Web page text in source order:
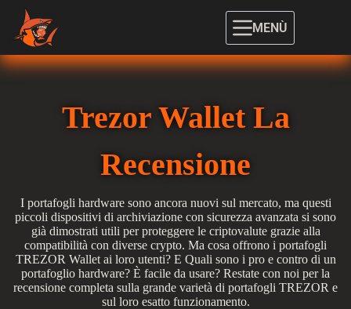
MENÙ
Trezor Wallet La
Recensione
I portafogli hardware sono ancora nuovi sul mercato, ma questi
piccoli dispositivi di archiviazione con sicurezza avanzata si sono
già dimostrati utili per proteggere le criptovalute grazie alla
compatibilità con diverse crypto. Ma cosa offrono i portafogli
TREZOR Wallet ai loro utenti? E Quali sono i pro e contro di un
portafoglio hardware? È facile da usare? Restate con noi per la
recensione completa sulla grande varietà di portafogli TREZOR e
sul loro esatto funzionamento.